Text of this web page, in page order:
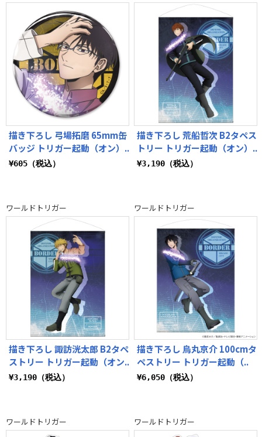
描き下ろし 弓場拓磨 65mm缶
バッジ トリガー起動（オン）..
¥605（税込）
描き下ろし 荒船哲次 B2タペス
トリー トリガー起動（オン）..
¥3,190（税込）
ワールドトリガー
描き下ろし 諏訪洸太郎 B2タペ
ストリー トリガー起動（オン..
¥3,190（税込）
ワールドトリガー
描き下ろし 烏丸京介 100cmタ
ペストリー トリガー起動（..
¥6,050（税込）
ワールドトリガー ワールドトリガー